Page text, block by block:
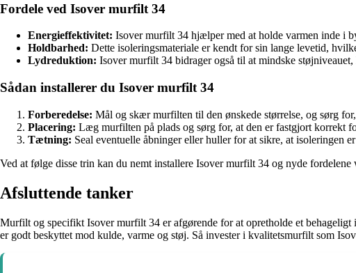
Fordele ved Isover murfilt 34
Energieffektivitet: Isover murfilt 34 hjælper med at holde varmen inde i
Holdbarhed: Dette isoleringsmateriale er kendt for sin lange levetid,
Lydreduktion: Isover murfilt 34 bidrager også til at mindske
Sådan installerer du Isover murfilt 34
Forberedelse: Mål og skær murfilten til den ønskede størrelse, og sørg
Placering: Læg murfilten på plads og sørg for, at den er fastgjort korrekt
Tætning: Seal eventuelle åbninger eller huller for at sikre, at isoleringen
Ved at følge disse trin kan du nemt installere Isover murfilt 34 og nyde
Afsluttende tanker
Murfilt og specifikt Isover murfilt 34 er afgørende for at opretholde et
er godt beskyttet mod kulde, varme og støj. Så invester i kvalitetsmurfilt som